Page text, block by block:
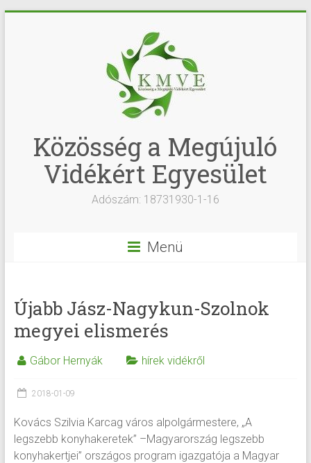
Közösség a Megújuló
Vidékért Egyesület
Adószám: 18731930-1-16
Menü
Újabb Jász-Nagykun-Szolnok
megyei elismerés
Gábor Hernyák hírek vidékről
2018-01-09
Kovács Szilvia Karcag város alpolgármestere, „A
legszebb konyhakeretek” –Magyarország legszebb
konyhakertjei” országos program igazgatója a Magyar